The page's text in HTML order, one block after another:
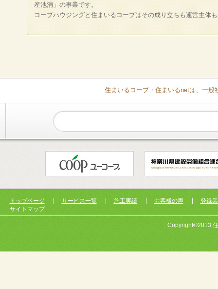
産池消」の事業です。
コープハウジングと住まいるコープはその成り立ちも運営主体
住まいるコープ・住まいるnetは、一
トップページ サービス一覧 施工実績 お客様の声
登録
サイトマップ
Copyright©2013